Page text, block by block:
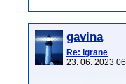
gavina
Re: igrane
23. 06. 2023